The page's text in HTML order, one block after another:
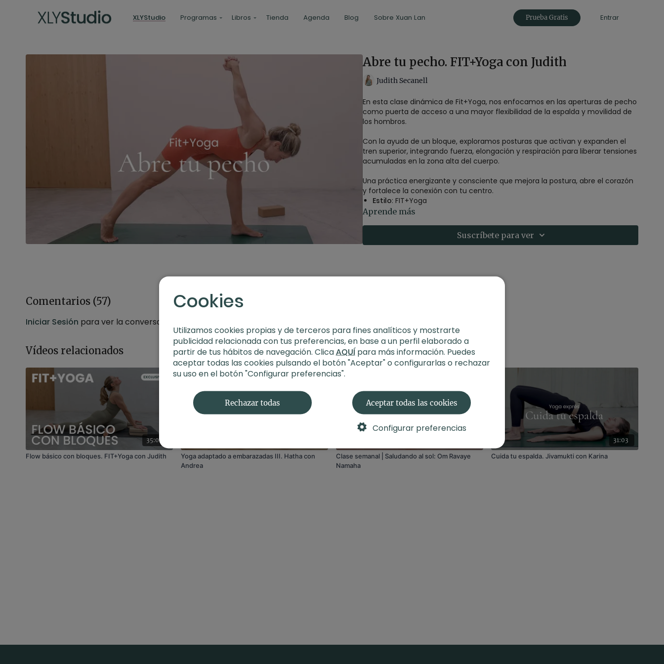
XLYStudio Programas Libros Tienda Agenda Blog Sobre Xuan Lan Prueba Gratis Entrar
Abre tu pecho. FIT+Yoga con Judith
Judith Secanell
En esta clase dinámica de Fit+Yoga, nos enfocamos en las aperturas de pecho
como puerta de acceso a una mayor flexibilidad de la espalda y movilidad de
los hombros.
Con la ayuda de un bloque, exploramos posturas que activan y expanden el
tren superior, integrando fuerza, elongación y respiración para liberar tensiones
acumuladas en la zona alta del cuerpo.
Una práctica energizante y consciente que mejora la postura, abre el corazón
y fortalece la conexión con tu centro.
Estilo: FIT+Yoga
Profesor: Judith Secanell
Fecha: 05 de julio 2025
Aprende más
Suscríbete para ver
Comentarios (57)
Iniciar Sesión para ver la conversación
Vídeos relacionados
35:08
Flow básico con bloques. FIT+Yoga con Judith
Yoga adaptado a embarazadas III. Hatha con
Andrea
Clase semanal | Saludando al sol: Om Ravaye
Namaha
31:03
Cuida tu espalda. Jivamukti con Karina
Cookies
Utilizamos cookies propias y de terceros para fines analíticos y mostrarte
publicidad relacionada con tus preferencias, en base a un perfil elaborado a
partir de tus hábitos de navegación. ClicaAQUÍpara más información. Puedes
aceptar todas las cookies pulsando el botón "Aceptar" o configurarlas o rechazar
su uso en el botón "Configurar preferencias".
Rechazar todas Aceptar todas las cookies
Configurar preferencias